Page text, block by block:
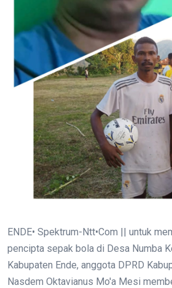
ENDE• Spektrum-Ntt•Com || untuk
pencipta sepak bola di Desa Numba
Kabupaten Ende, anggota DPRD
Nasdem Oktavianus Mo'a Mesi